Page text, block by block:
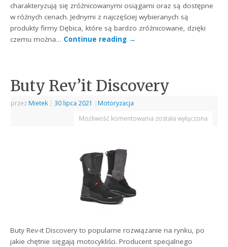
charakteryzują się zróżnicowanymi osiągami oraz są dostępne
w różnych cenach. Jednymi z najczęściej wybieranych są
produkty firmy Dębica, które są bardzo zróżnicowane, dzięki
czemu można… Continue reading →
Buty Rev’it Discovery
przez Mietek | 30 lipca 2021 | Motoryzacja
Możliwość komentowania została wyłączona
Buty Rev-it Discovery to popularne rozwiązanie na rynku, po
jakie chętnie sięgają motocykliści. Producent specjalnego